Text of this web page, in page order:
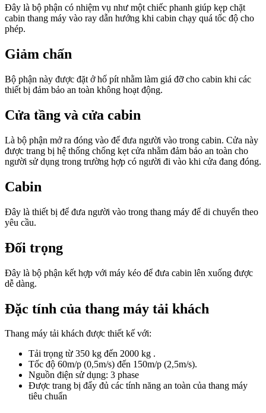
Đây là bộ phận có nhiệm vụ như một chiếc phanh giúp kẹp chặt
cabin thang máy vào ray dẫn hướng khi cabin chạy quá tốc độ cho
phép.
Giảm chấn
Bộ phận này được đặt ở hố pít nhằm làm giá đỡ cho cabin khi các
thiết bị đảm bảo an toàn không hoạt động.
Cửa tầng và cửa cabin
Là bộ phận mở ra đóng vào để đưa người vào trong cabin. Cửa này
được trang bị hệ thống chống kẹt cửa nhằm đảm bảo an toàn cho
người sử dụng trong trường hợp có người đi vào khi cửa đang đóng.
Cabin
Đây là thiết bị để đưa người vào trong thang máy để di chuyển theo
yêu cầu.
Đối trọng
Đây là bộ phận kết hợp với máy kéo để đưa cabin lên xuống được
dễ dàng.
Đặc tính của thang máy tải khách
Thang máy tải khách được thiết kế với:
Tải trọng từ 350 kg đến 2000 kg .
Tốc độ 60m/p (0,5m/s) đến 150m/p (2,5m/s).
Nguồn điện sử dụng: 3 phase
Được trang bị đẩy đủ các tính năng an toàn của thang máy
tiêu chuẩn